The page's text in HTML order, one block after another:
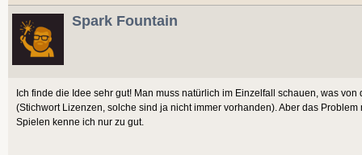
Spark Fountain
Ich finde die Idee sehr gut! Man muss natürlich im Einzelfall schauen, was
(Stichwort Lizenzen, solche sind ja nicht immer vorhanden). Aber das
Spielen kenne ich nur zu gut.